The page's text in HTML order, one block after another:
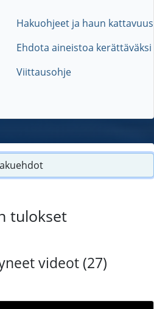
Hakuohjeet ja haun kattavuus
Ehdota aineistoa kerättäväksi
Viittausohje
tulokset
videot (27)